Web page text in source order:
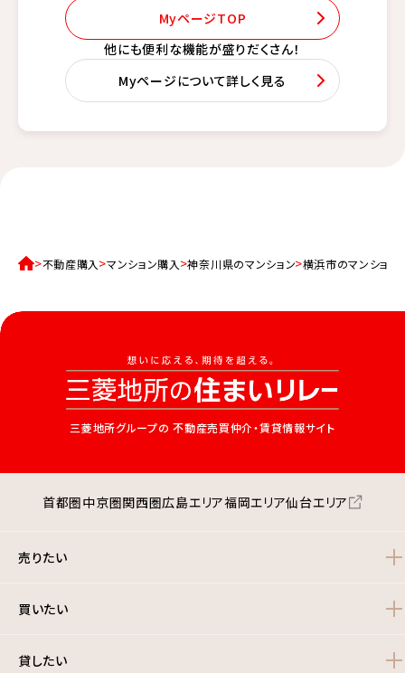
他にも便利な機能が盛りだくさん！
Myページについて詳しく見る
MyページTOP
不動産購入 マンション購入 神奈川県のマンション 横浜市のマンション
三菱地所グループの 不動産売買仲介・賃貸情報サイト
首都圏中京圏関西圏広島エリア福岡エリア仙台エリア
売りたい
買いたい
貸したい